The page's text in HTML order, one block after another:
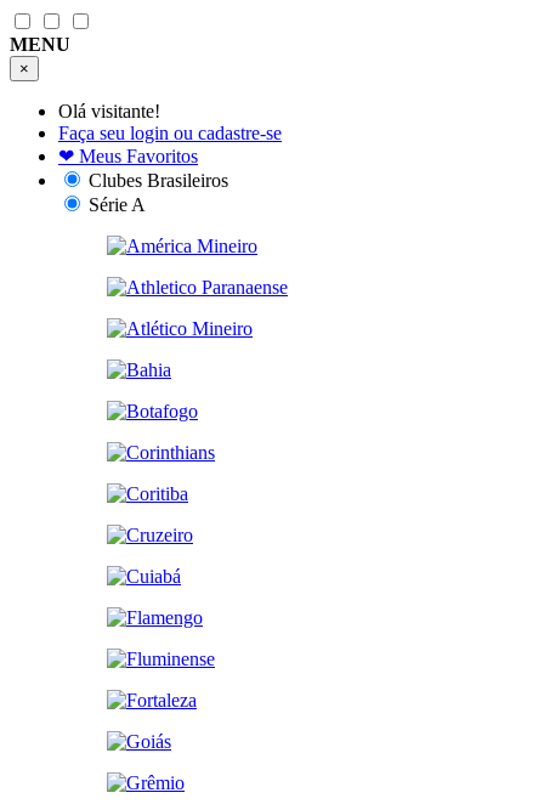
MENU
×
Olá visitante!
Faça seu login ou cadastre-se
❤ Meus Favoritos
Clubes Brasileiros
Série A